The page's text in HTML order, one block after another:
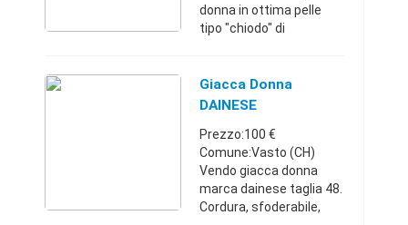
donna in ottima pelle
tipo "chiodo" di
piumino estraibile, usata
due volte, ...
Giacca Donna
DAINESE
Prezzo:100 €
Comune:Vasto (CH)
Vendo giacca donna
marca dainese taglia 48.
Cordura, sfoderabile,